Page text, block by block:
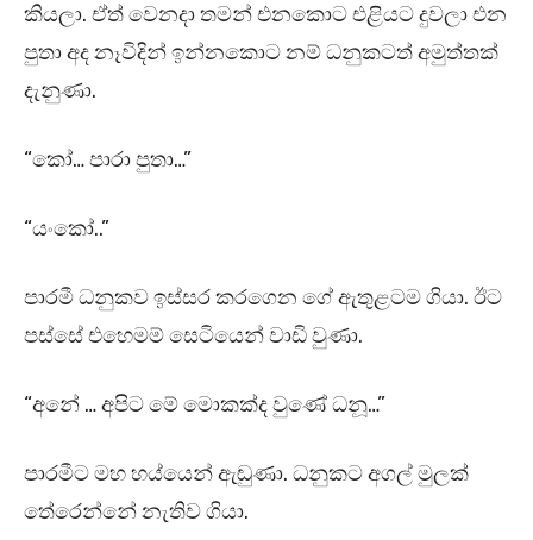
කියලා. ඒත් වෙනදා තමන් එනකොට එළියට දුවලා එන
පුතා අද නෑවිදින් ඉන්නකොට නම් ධනුකටත් අමුත්තක්
දැනුණා.
“කෝ… පාරා පුතා…”
“යංකෝ..”
පාරමී ධනුකව ඉස්සර කරගෙන ගේ ඇතුළටම ගියා. ඊට
පස්සේ එහෙමම් සෙටියෙන් වාඩි වුණා.
“අනේ … අපිට මේ මොකක්ද වුණේ ධනූ…”
පාරමීට මහ හය්යෙන් ඇඬුණා. ධනුකට අගල් මුලක්
තේරෙන්නේ නැතිව ගියා.